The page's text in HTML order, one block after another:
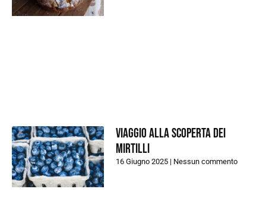
Viaggio alla scoperta dei
Mirtilli
16 Giugno 2025 Nessun commento